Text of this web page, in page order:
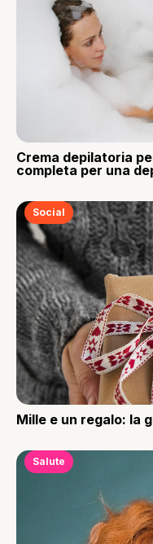
Crema depilatoria
completa per una
Social
Mille e un regalo: la
Salute